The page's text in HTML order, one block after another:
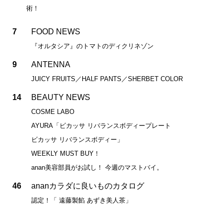
術！
7 FOOD NEWS
『オルタシア』のトマトのディクリネゾン
9 ANTENNA
JUICY FRUITS／HALF PANTS／SHERBET COLOR
14 BEAUTY NEWS
COSME LABO
AYURA「ビカッサ リバランスボディープレート
ビカッサ リバランスボディー」
WEEKLY MUST BUY！
anan美容部員がお試し！ 今週のマストバイ。
46 ananカラダに良いものカタログ
認定！「 遠藤製餡 あずき美人茶」